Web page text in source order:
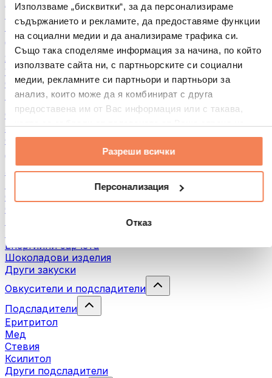
Използваме „бисквитки“, за да персонализираме
съдържанието и рекламите, да предоставяме функции
на социални медии и да анализираме трафика си.
Също така споделяме информация за начина, по който
използвате сайта ни, с партньорските си социални
медии, рекламните си партньори и партньори за
анализ, които може да я комбинират с друга
предоставена им от Вас информация или с такава,
услугите им.
Разреши всички
Персонализация
Отказ
Хляб и печива
Бобови култури
Други
Ядкови масла
100% Ядкови масла
Сладки ядкови масла
Протеинови ядкови масла
Суперхрани
Зелени суперхрани
Фибри
Други суперхрани
3акуски
Протеинови бaрове
Сушено месо
Сушени плодове
Енергийни барчета
Шоколадови изделия
Други закуски
Овкусители и подсладители
Подсладители
Еритритол
Мед
Стевия
Ксилитол
Други подсладители